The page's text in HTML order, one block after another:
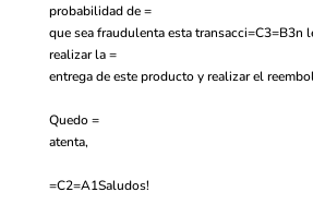
probabilidad de =
que sea fraudulenta esta transacci=C3=B3n
realizar la =
entrega de este producto y realizar el
Quedo =
atenta,
=C2=A1Saludos!